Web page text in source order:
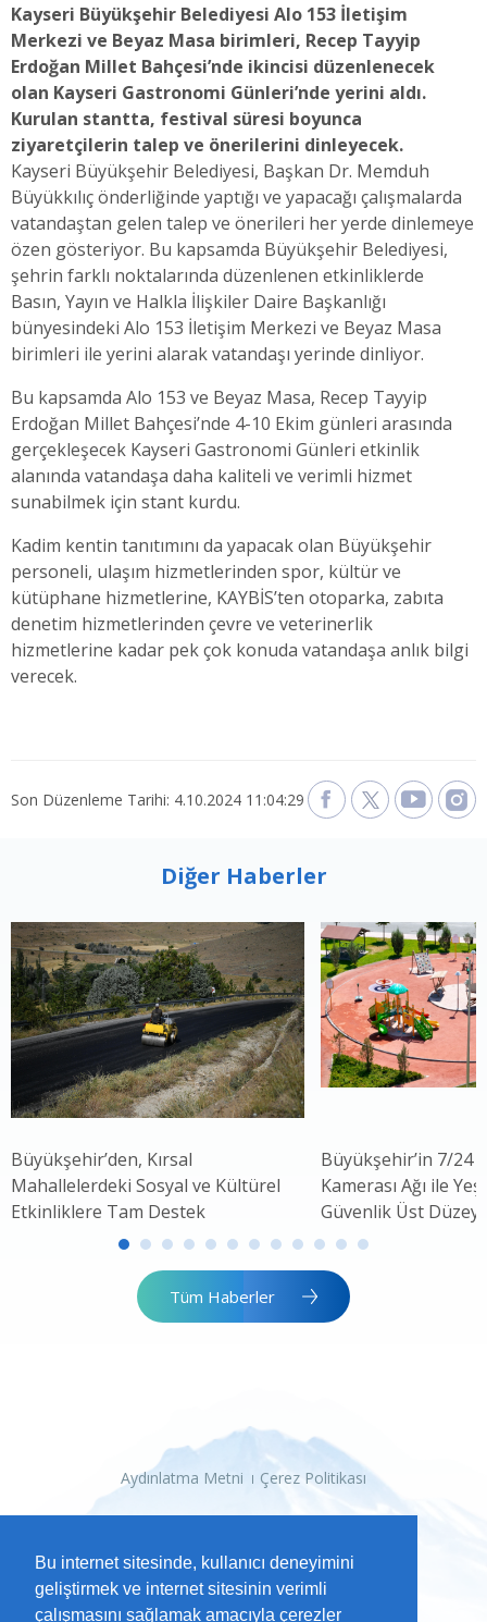
Bu internet sitesinde, kullanıcı deneyimini
geliştirmek ve internet sitesinin verimli
çalışmasını sağlamak amacıyla çerezler
Kayseri Büyükşehir Belediyesi Alo 153 İletişim
Merkezi ve Beyaz Masa birimleri, Recep Tayyip
Erdoğan Millet Bahçesi’nde ikincisi düzenlenecek
olan Kayseri Gastronomi Günleri’nde yerini aldı.
Kurulan stantta, festival süresi boyunca
ziyaretçilerin talep ve önerilerini dinleyecek.
Kayseri Büyükşehir Belediyesi, Başkan Dr. Memduh
Büyükkılıç önderliğinde yaptığı ve yapacağı çalışmalarda
vatandaştan gelen talep ve önerileri her yerde dinlemeye
özen gösteriyor. Bu kapsamda Büyükşehir Belediyesi,
şehrin farklı noktalarında düzenlenen etkinliklerde
Basın, Yayın ve Halkla İlişkiler Daire Başkanlığı
bünyesindeki Alo 153 İletişim Merkezi ve Beyaz Masa
birimleri ile yerini alarak vatandaşı yerinde dinliyor.
Bu kapsamda Alo 153 ve Beyaz Masa, Recep Tayyip
Erdoğan Millet Bahçesi’nde 4-10 Ekim günleri arasında
gerçekleşecek Kayseri Gastronomi Günleri etkinlik
alanında vatandaşa daha kaliteli ve verimli hizmet
sunabilmek için stant kurdu.
Kadim kentin tanıtımını da yapacak olan Büyükşehir
personeli, ulaşım hizmetlerinden spor, kültür ve
kütüphane hizmetlerine, KAYBİS’ten otoparka, zabıta
denetim hizmetlerinden çevre ve veterinerlik
hizmetlerine kadar pek çok konuda vatandaşa anlık bilgi
verecek.
Son Düzenleme Tarihi: 4.10.2024 11:04:29
Diğer Haberler
Büyükşehir’den, Kırsal
Mahallelerdeki Sosyal ve Kültürel
Etkinliklere Tam Destek
Büyükşehir’in 7/24
Kamerası Ağı ile
Güvenlik Üst
Tüm Haberler
Aydınlatma Metni Çerez Politikası